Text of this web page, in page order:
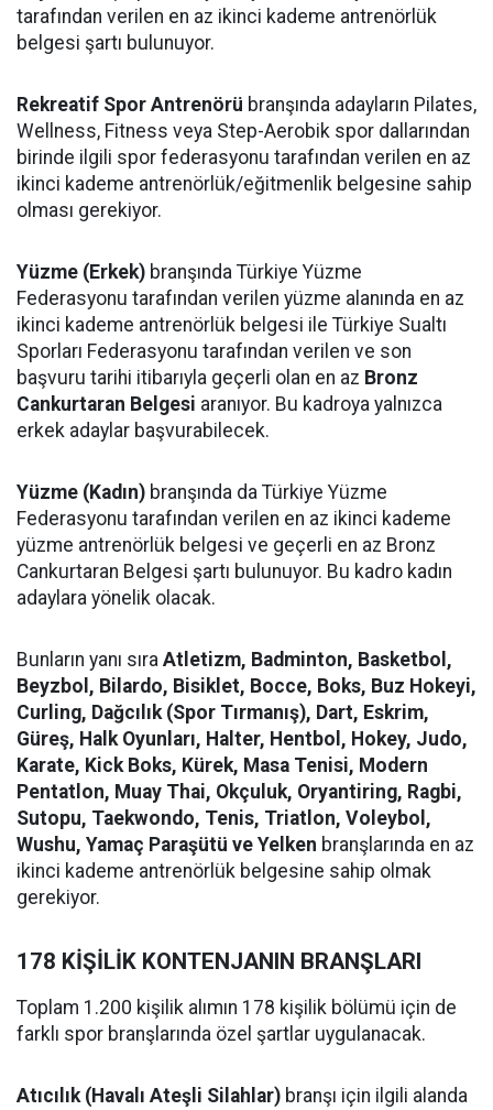
tarafından verilen en az ikinci kademe antrenörlük
belgesi şartı bulunuyor.
Rekreatif Spor Antrenörü branşında adayların Pilates,
Wellness, Fitness veya Step-Aerobik spor dallarından
birinde ilgili spor federasyonu tarafından verilen en az
ikinci kademe antrenörlük/eğitmenlik belgesine sahip
olması gerekiyor.
Yüzme (Erkek) branşında Türkiye Yüzme
Federasyonu tarafından verilen yüzme alanında en az
ikinci kademe antrenörlük belgesi ile Türkiye Sualtı
Sporları Federasyonu tarafından verilen ve son
başvuru tarihi itibarıyla geçerli olan en az Bronz
Cankurtaran Belgesi aranıyor. Bu kadroya yalnızca
erkek adaylar başvurabilecek.
Yüzme (Kadın) branşında da Türkiye Yüzme
Federasyonu tarafından verilen en az ikinci kademe
yüzme antrenörlük belgesi ve geçerli en az Bronz
Cankurtaran Belgesi şartı bulunuyor. Bu kadro kadın
adaylara yönelik olacak.
Bunların yanı sıra Atletizm, Badminton, Basketbol,
Beyzbol, Bilardo, Bisiklet, Bocce, Boks, Buz Hokeyi,
Curling, Dağcılık (Spor Tırmanış), Dart, Eskrim,
Güreş, Halk Oyunları, Halter, Hentbol, Hokey, Judo,
Karate, Kick Boks, Kürek, Masa Tenisi, Modern
Pentatlon, Muay Thai, Okçuluk, Oryantiring, Ragbi,
Sutopu, Taekwondo, Tenis, Triatlon, Voleybol,
Wushu, Yamaç Paraşütü ve Yelken branşlarında en az
ikinci kademe antrenörlük belgesine sahip olmak
gerekiyor.
178 KİŞİLİK KONTENJANIN BRANŞLARI
Toplam 1.200 kişilik alımın 178 kişilik bölümü için de
farklı spor branşlarında özel şartlar uygulanacak.
Atıcılık (Havalı Ateşli Silahlar) branşı için ilgili alanda